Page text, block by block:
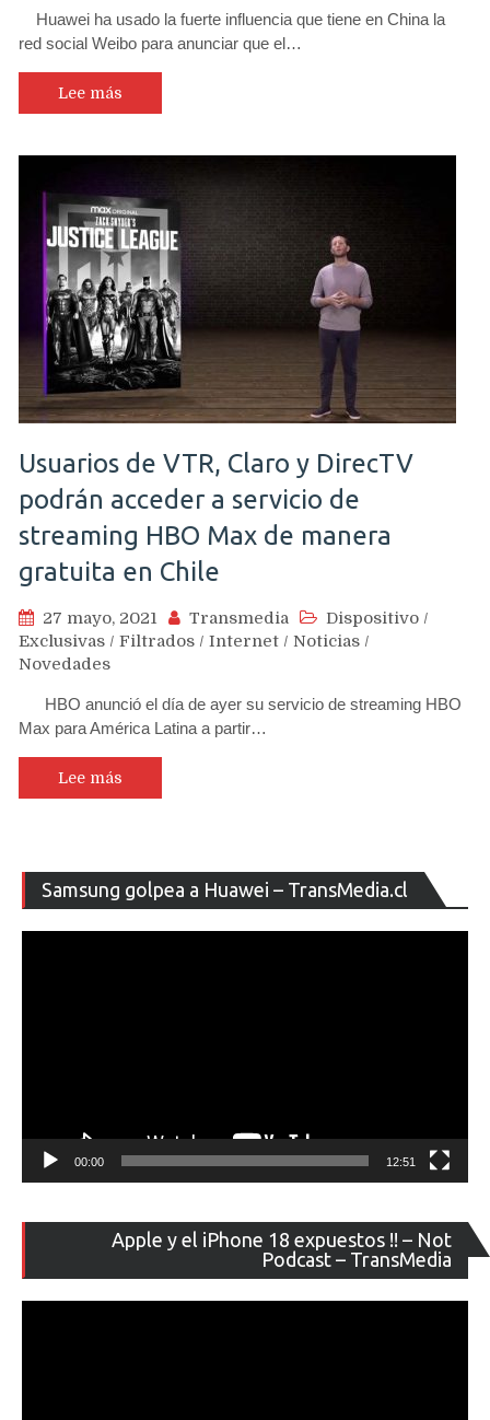
Huawei ha usado la fuerte influencia que tiene en China la
red social Weibo para anunciar que el…
Lee más
Usuarios de VTR, Claro y DirecTV
podrán acceder a servicio de
streaming HBO Max de manera
gratuita en Chile
27 mayo, 2021 Transmedia Dispositivo /
Exclusivas / Filtrados / Internet / Noticias /
Novedades
HBO anunció el día de ayer su servicio de streaming HBO
Max para América Latina a partir…
Lee más
Samsung golpea a Huawei – TransMedia.cl
de
00:00 12:51
Apple y el iPhone 18 expuestos !! – Not
Podcast – TransMedia
de